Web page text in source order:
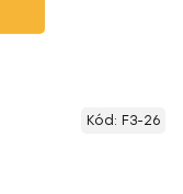
Kód: F3-26